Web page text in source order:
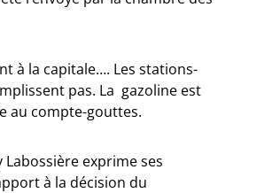
à la capitale…. Les stations-
pas. La gazoline est
au compte-gouttes.
Labossière exprime ses
à la décision du